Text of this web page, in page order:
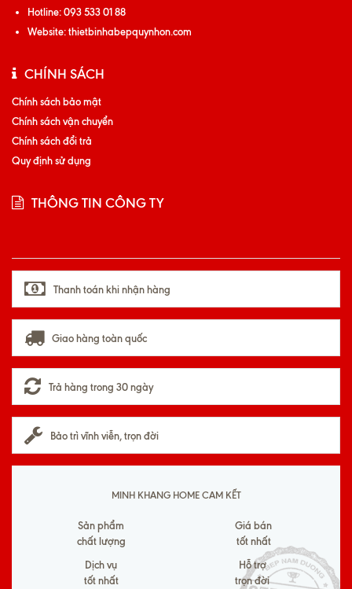
Hotline:093 533 01 88
Website:thietbinhabepquynhon.com
CHÍNH SÁCH
Chính sách bảo mật
Chính sách vận chuyển
Chính sách đổi trả
Quy định sử dụng
THÔNG TIN CÔNG TY
Thanh toán khi nhận hàng
Giao hàng toàn quốc
Trả hàng trong 30 ngày
Bảo trì vĩnh viễn, trọn đời
MINH KHANG HOME CAM KẾT
Sản phẩm
chất lượng
Giá bán
tốt nhất
Dịch vụ
tốt nhất
Hỗ trợ
trọn đời